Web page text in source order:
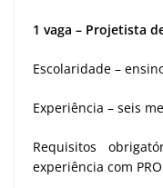
1 vaga – Projetista
Escolaridade –
Experiência – seis
Requisitos
experiência com